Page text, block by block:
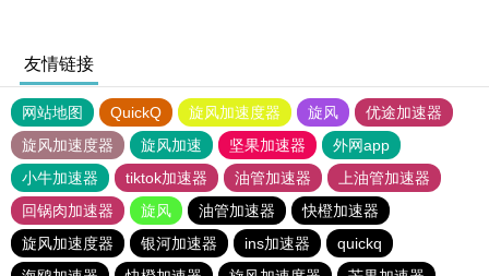
友情链接
网站地图 QuickQ 旋风加速度器 旋风
优途加速器
旋风加速度器
旋风加速 坚果加速器
外网app
小牛加速器
tiktok加速器 油管加速器
上油管加速器
回锅肉加速器
旋风 油管加速器
快橙加速器
旋风加速度器
银河加速器 ins加速器
quickq